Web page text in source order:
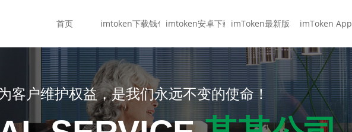
首页 imtoken下载钱包 imtoken安卓下载 imToken最新版本 imToken App
客户维护权益，是我们永远不变的使命！